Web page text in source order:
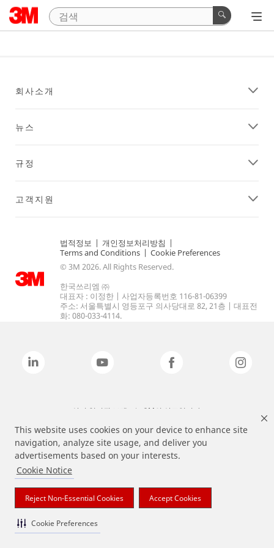
This website uses cookies on your device to enhance site
navigation, analyze site usage, and deliver you
advertisements based on your interests.
Cookie Notice
Reject Non-Essential Cookies Accept Cookies
Cookie Preferences
회사소개
뉴스
규정
고객지원
법적정보 | 개인정보처리방침 |
Terms and Conditions | Cookie Preferences
© 3M 2026. All Rights Reserved.
한국쓰리엠 ㈜
대표자 : 이정한 | 사업자등록번호 116-81-06399
주소: 서울특별시 영등포구 의사당대로 82, 21층 | 대표전
화: 080-033-4114.
상기 열거된 브랜드는 3M의 상표입니다.